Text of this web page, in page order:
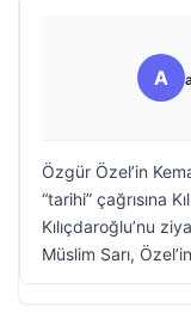
A
Özgür Özel’in
“tarihi” çağrısına
Kılıçdaroğlu’nu
Müslim Sarı,